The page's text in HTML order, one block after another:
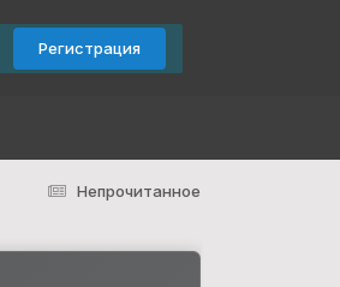
Регистрация
Непрочитанное